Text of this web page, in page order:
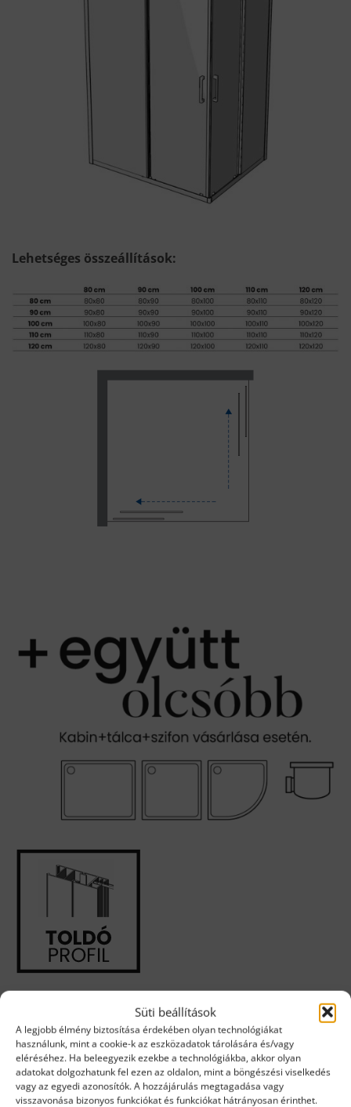
Süti beállítások
A legjobb élmény biztosítása érdekében olyan technológiákat
használunk, mint a cookie-k az eszközadatok tárolására és/vagy
eléréséhez. Ha beleegyezik ezekbe a technológiákba, akkor olyan
adatokat dolgozhatunk fel ezen az oldalon, mint a böngészési viselkedés
vagy az egyedi azonosítók. A hozzájárulás megtagadása vagy
visszavonása bizonyos funkciókat és funkciókat hátrányosan érinthet.
Lehetséges összeállítások:
• Toldó profil: 3-6 cm-rel szélesebb lehet az adott oldal.